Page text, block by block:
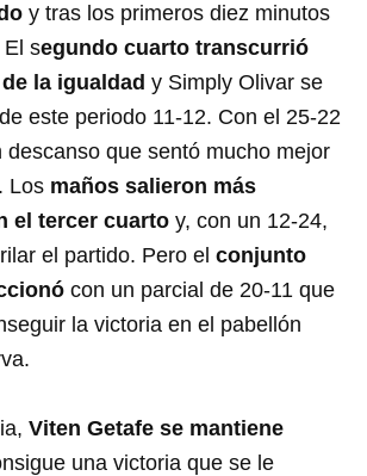
y tras los primeros diez minutos
El segundo cuarto transcurrió
la igualdad y Simply Olivar se
este periodo 11-12. Con el 25-22
descanso que sentó mucho mejor
Los maños salieron más
el tercer cuarto y, con un 12-24,
el partido. Pero el conjunto
con un parcial de 20-11 que
la victoria en el pabellón
Viten Getafe se mantiene
una victoria que se le